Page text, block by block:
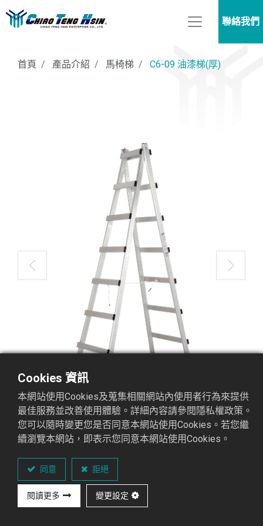
聯絡我們
首頁 產品介紹 馬椅梯 C6-09 油漆梯(厚)
C6-09 油漆梯(厚)
油漆梯(厚)C6系列
重點介紹
Cookies 資訊
本網站使用Cookies及蒐集相關網站內使用者行為來提供
最佳服務並改善使用體驗。詳細內容請參閱隱私權政策。
您可以隨時變更您是否同意本網站使用Cookies。若您繼
續瀏覽本網站，即表示您同意本網站使用Cookies。
同意 拒絕
閱讀更多 變更設定